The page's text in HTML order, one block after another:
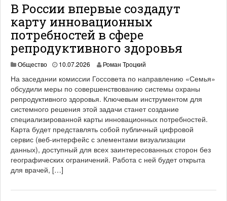
В России впервые создадут
карту инновационных
потребностей в сфере
репродуктивного здоровья
Общество 10.07.2026 Роман Троцкий
На заседании комиссии Госсовета по направлению «Семья»
обсудили меры по совершенствованию системы охраны
репродуктивного здоровья. Ключевым инструментом для
системного решения этой задачи станет создание
специализированной карты инновационных потребностей.
Карта будет представлять собой публичный цифровой
сервис (веб-интерфейс с элементами визуализации
данных), доступный для всех заинтересованных сторон без
географических ограничений. Работа с ней будет открыта
для врачей, […]